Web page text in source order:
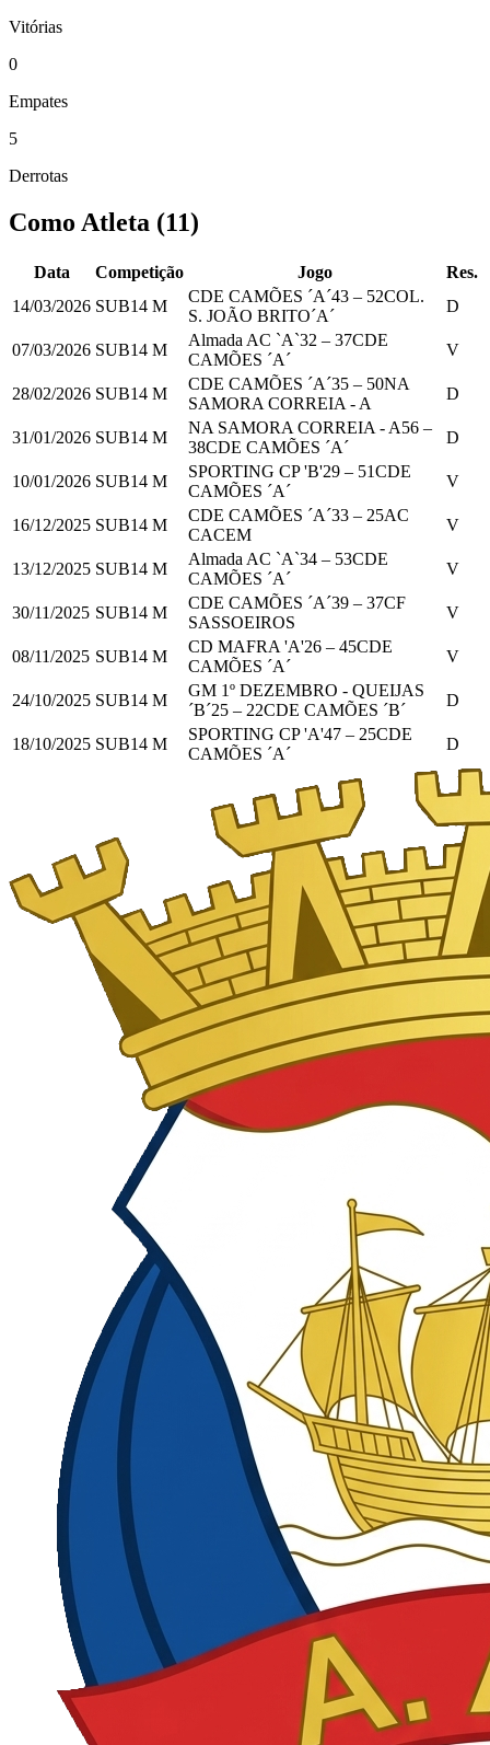
Vitórias
0
Empates
5
Derrotas
Como Atleta (11)
Data Competição Jogo
Res.
14/03/2026 SUB14 M
CDE CAMÕES ´A´43 – 52COL.
S. JOÃO BRITO´A´
D
07/03/2026 SUB14 M
Almada AC `A`32 – 37CDE
CAMÕES ´A´
V
28/02/2026 SUB14 M
CDE CAMÕES ´A´35 – 50NA
SAMORA CORREIA - A
D
31/01/2026 SUB14 M
NA SAMORA CORREIA - A56 –
38CDE CAMÕES ´A´
D
10/01/2026 SUB14 M
SPORTING CP 'B'29 – 51CDE
CAMÕES ´A´
V
16/12/2025 SUB14 M
CDE CAMÕES ´A´33 – 25AC
CACEM
V
13/12/2025 SUB14 M
Almada AC `A`34 – 53CDE
CAMÕES ´A´
V
30/11/2025 SUB14 M
CDE CAMÕES ´A´39 – 37CF
SASSOEIROS
V
08/11/2025 SUB14 M
CD MAFRA 'A'26 – 45CDE
CAMÕES ´A´
V
24/10/2025 SUB14 M
GM 1º DEZEMBRO - QUEIJAS
´B´25 – 22CDE CAMÕES ´B´
D
18/10/2025 SUB14 M
SPORTING CP 'A'47 – 25CDE
CAMÕES ´A´
D